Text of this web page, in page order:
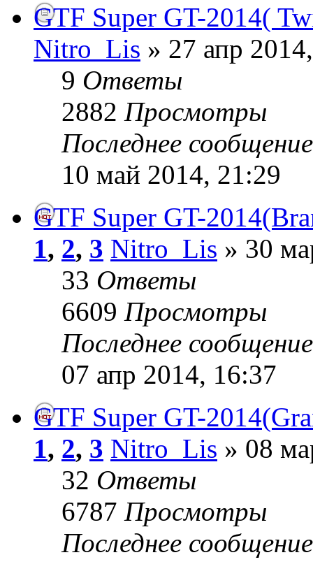
GTF Super GT-2014(
Nitro_Lis » 27 апр
9 Ответы
2882 Просмотры
Последнее
10 май 2014, 21:29
GTF Super GT-
1, 2, 3 Nitro_Lis » 30
33 Ответы
6609 Просмотры
Последнее
07 апр 2014, 16:37
GTF Super GT-
1, 2, 3 Nitro_Lis » 08
32 Ответы
6787 Просмотры
Последнее